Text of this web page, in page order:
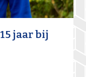
jaar bij